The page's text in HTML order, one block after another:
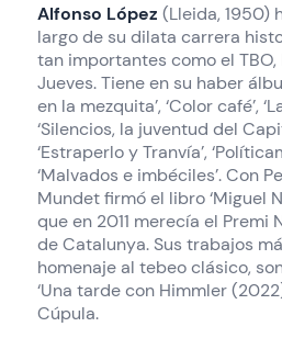
Alfonso López (Lleida, 1950)
largo de su dilata carrera
tan importantes como el TBO,
Jueves. Tiene en su haber
en la mezquita’, ‘Color café’,
‘Silencios, la juventud del
‘Estraperlo y Tranvía’,
‘Malvados e imbéciles’. Con
Mundet firmó el libro ‘Miguel
que en 2011 merecía el Premi
de Catalunya. Sus trabajos
homenaje al tebeo clásico, son
‘Una tarde con Himmler
Cúpula.